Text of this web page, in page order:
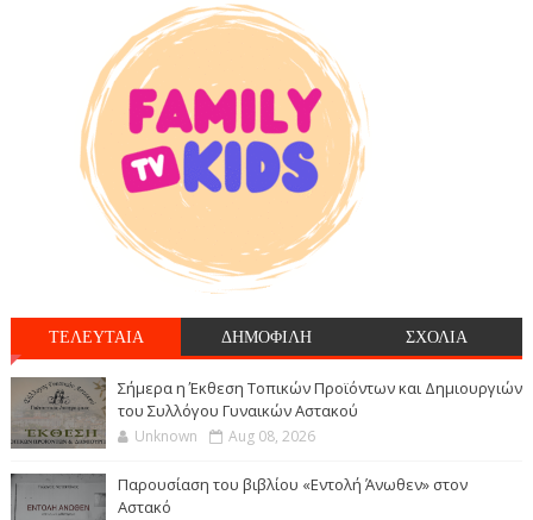
ΤΕΛΕΥΤΑΙΑ ΔΗΜΟΦΙΛΗ ΣΧΟΛΙΑ
Σήμερα η Έκθεση Τοπικών Προϊόντων και Δημιουργιών
του Συλλόγου Γυναικών Αστακού
Unknown Aug 08, 2026
Παρουσίαση του βιβλίου «Εντολή Άνωθεν» στον
Αστακό